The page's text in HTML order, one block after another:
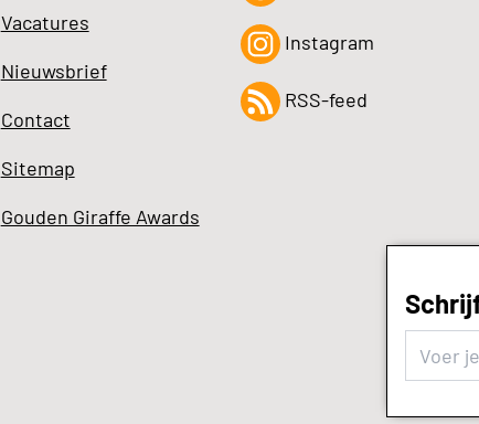
Vacatures
Nieuwsbrief
Contact
Sitemap
Gouden Giraffe Awards
Instagram
RSS-feed